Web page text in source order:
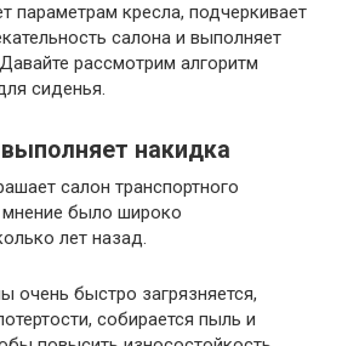
параметрам кресла, подчеркивает
салона и выполняет
рассмотрим алгоритм
сиденья.
накидка
салон транспортного
было широко
лет назад.
очень быстро загрязняется,
собирается пыль и